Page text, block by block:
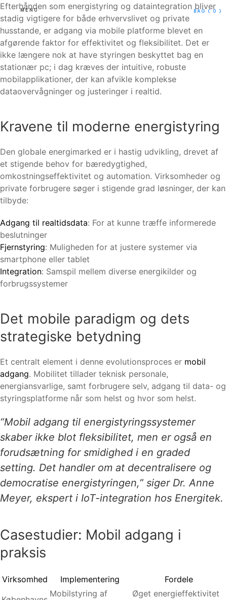
MENU BAG ( 0 )
Efterhånden som energistyring og dataintegration bliver
stadig vigtigere for både erhvervslivet og private
husstande, er adgang via mobile platforme blevet en
afgørende faktor for effektivitet og fleksibilitet. Det er
ikke længere nok at have styringen beskyttet bag en
stationær pc; i dag kræves der intuitive, robuste
mobilapplikationer, der kan afvikle komplekse
dataovervågninger og justeringer i realtid.
Kravene til moderne energistyring
Den globale energimarked er i hastig udvikling, drevet af
et stigende behov for bæredygtighed,
omkostningseffektivitet og automation. Virksomheder og
private forbrugere søger i stigende grad løsninger, der kan
tilbyde:
Adgang til realtidsdata: For at kunne træffe informerede
beslutninger
Fjernstyring: Muligheden for at justere systemer via
smartphone eller tablet
Integration: Samspil mellem diverse energikilder og
forbrugssystemer
Det mobile paradigm og dets
strategiske betydning
Et centralt element i denne evolutionsproces er mobil
adgang. Mobilitet tillader teknisk personale,
energiansvarlige, samt forbrugere selv, adgang til data- og
styringsplatforme når som helst og hvor som helst.
“Mobil adgang til energistyringssystemer
skaber ikke blot fleksibilitet, men er også en
forudsætning for smidighed i en graded
setting. Det handler om at decentralisere og
democratise energistyringen,” siger Dr. Anne
Meyer, ekspert i IoT-integration hos Energitek.
Casestudier: Mobil adgang i
praksis
Virksomhed Implementering
Fordele
Mobilstyring af
Øget energieffektivitet